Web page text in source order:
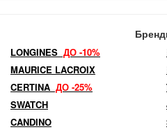
LONGINES ДО -10%
MAURICE LACROIX
CERTINA ДО -25%
SWATCH
CANDINO